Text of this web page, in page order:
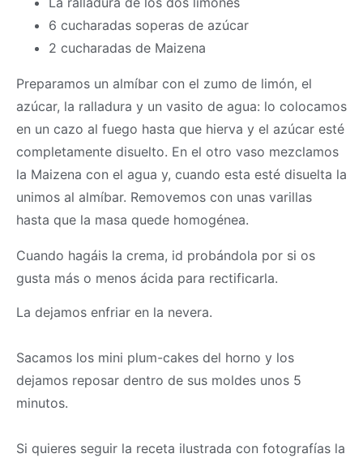
6 cucharadas soperas de azúcar
2 cucharadas de Maizena
Preparamos un almíbar con el zumo de limón, el
azúcar, la ralladura y un vasito de agua: lo colocamos
en un cazo al fuego hasta que hierva y el azúcar esté
completamente disuelto. En el otro vaso mezclamos
la Maizena con el agua y, cuando esta esté disuelta la
unimos al almíbar. Removemos con unas varillas
hasta que la masa quede homogénea.
Cuando hagáis la crema, id probándola por si os
gusta más o menos ácida para rectificarla.
La dejamos enfriar en la nevera.
Sacamos los mini plum-cakes del horno y los
dejamos reposar dentro de sus moldes unos 5
minutos.
Si quieres seguir la receta ilustrada con fotografías la